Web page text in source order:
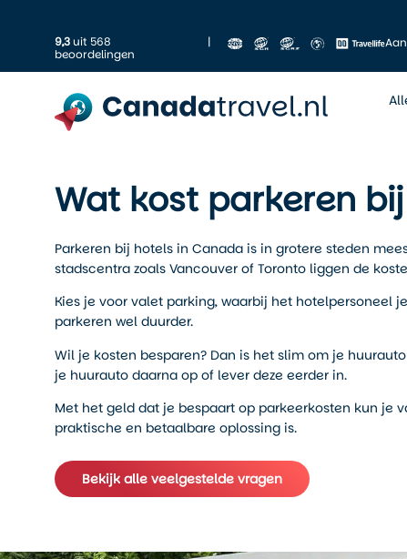
9,3uit 568
beoordelingen
|
Wat kost parkeren
Parkeren bij hotels in Canada is in grotere steden
stadscentra zoals Vancouver of Toronto liggen de
Kies je voor valet parking, waarbij het hotelpersoneel
parkeren wel duurder.
Wil je kosten besparen? Dan is het slim om je
je huurauto daarna op of lever deze eerder in.
Met het geld dat je bespaart op parkeerkosten kun
praktische en betaalbare oplossing is.
Bekijk alle veelgestelde vragen